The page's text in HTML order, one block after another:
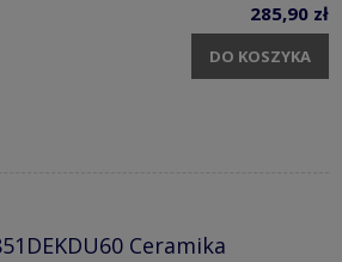
285,90 zł
DO KOSZYKA
Ceramika